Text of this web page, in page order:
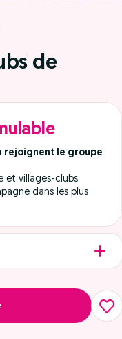
de
rejoignent le groupe
et villages-clubs
dans les plus